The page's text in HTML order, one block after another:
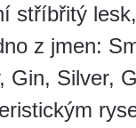
stříbřitý
z jmen:
Gin, Silver,